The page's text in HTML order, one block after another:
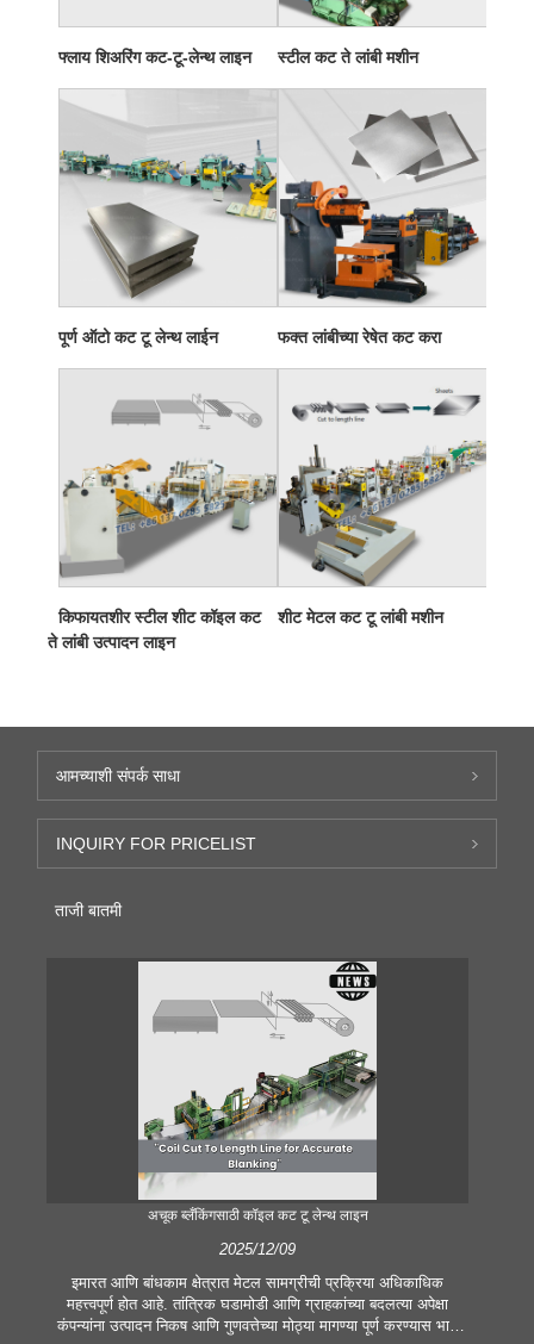
फ्लाय शिअरिंग कट-टू-लेन्थ लाइन स्टील कट ते लांबी मशीन
पूर्ण ऑटो कट टू लेन्थ लाईन फक्त लांबीच्या रेषेत कट करा
किफायतशीर स्टील शीट कॉइल कट
ते लांबी उत्पादन लाइन
शीट मेटल कट टू लांबी मशीन
आमच्याशी संपर्क साधा
INQUIRY FOR PRICELIST
ताजी बातमी
अचूक ब्लँकिंगसाठी कॉइल कट टू लेन्थ लाइन
2025/12/09
इमारत आणि बांधकाम क्षेत्रात मेटल सामग्रीची प्रक्रिया अधिकाधिक
महत्त्वपूर्ण होत आहे. तांत्रिक घडामोडी आणि ग्राहकांच्या बदलत्या अपेक्षा
कंपन्यांना उत्पादन निकष आणि गुणवत्तेच्या मोठ्या मागण्या पूर्ण करण्यास भाग